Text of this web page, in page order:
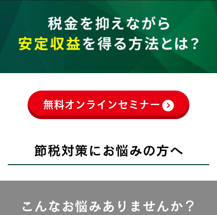
無料オンラインセミナー
節税対策にお悩みの方へ
こんなお悩みありませんか？